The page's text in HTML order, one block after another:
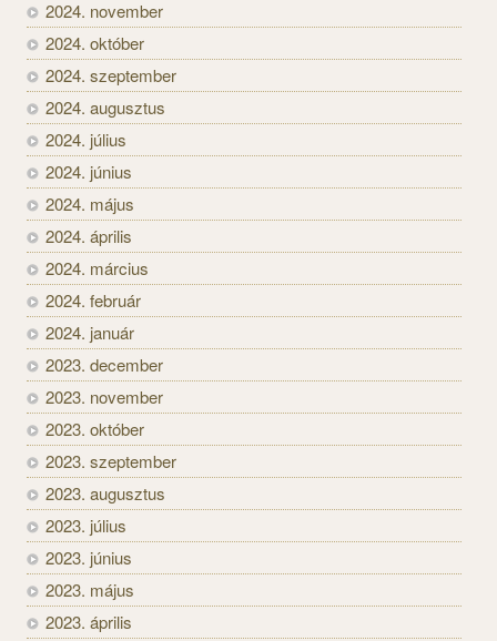
2024. november
2024. október
2024. szeptember
2024. augusztus
2024. július
2024. június
2024. május
2024. április
2024. március
2024. február
2024. január
2023. december
2023. november
2023. október
2023. szeptember
2023. augusztus
2023. július
2023. június
2023. május
2023. április